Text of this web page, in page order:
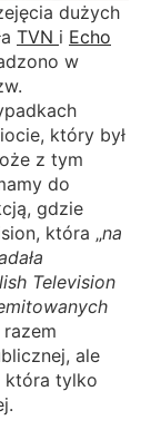
dużych
TVN i Echo
w
który był
z tym
do
gdzie
która „na
Television
ale
która tylko